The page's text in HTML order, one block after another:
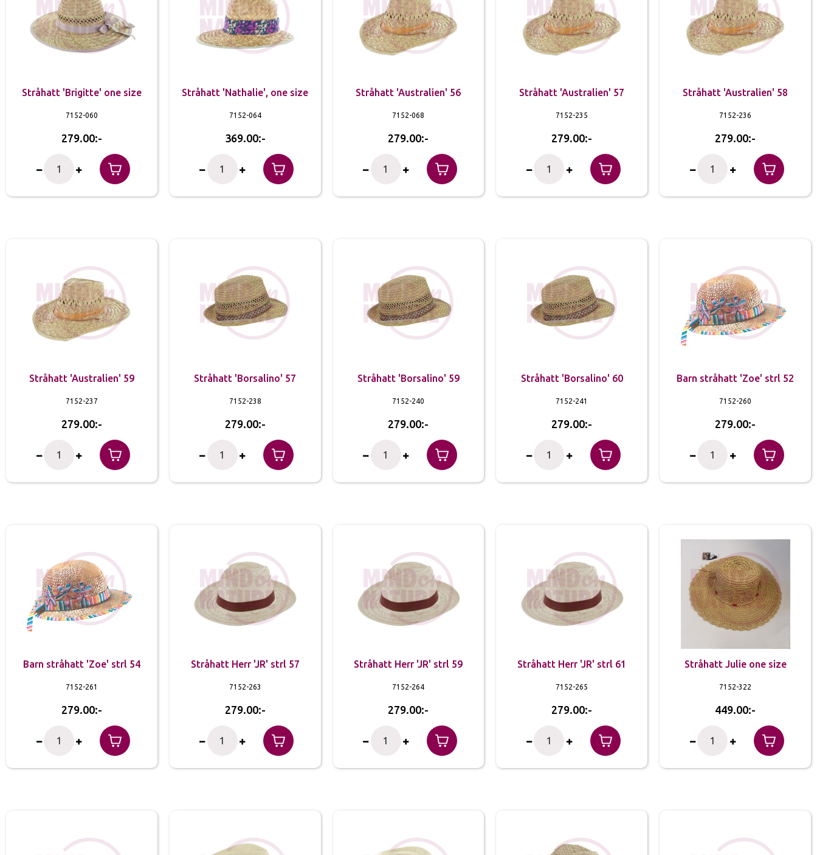
Stråhatt 'Brigitte' one size
7152-060
279.00
Stråhatt 'Nathalie', one size
7152-064
369.00
Stråhatt 'Australien' 56
7152-068
279.00
Stråhatt 'Australien' 57
7152-235
279.00
Stråhatt 'Australien' 58
7152-236
279.00
Stråhatt 'Australien' 59
7152-237
279.00
Stråhatt 'Borsalino' 57
7152-238
279.00
Stråhatt 'Borsalino' 59
7152-240
279.00
Stråhatt 'Borsalino' 60
7152-241
279.00
Barn stråhatt 'Zoe' strl 52
7152-260
279.00
Barn stråhatt 'Zoe' strl 54
7152-261
279.00
Stråhatt Herr 'JR' strl 57
7152-263
279.00
Stråhatt Herr 'JR' strl 59
7152-264
279.00
Stråhatt Herr 'JR' strl 61
7152-265
279.00
Stråhatt Julie one size
7152-322
449.00